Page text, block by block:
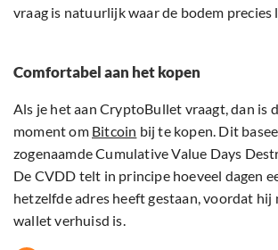
vraag is natuurlijk waar de bodem precies
Comfortabel aan het kopen
Als je het aan CryptoBullet vraagt, dan is
moment om Bitcoin bij te kopen. Dit
zogenaamde Cumulative Value Days
De CVDD telt in principe hoeveel dagen
hetzelfde adres heeft gestaan, voordat hij
wallet verhuisd is.